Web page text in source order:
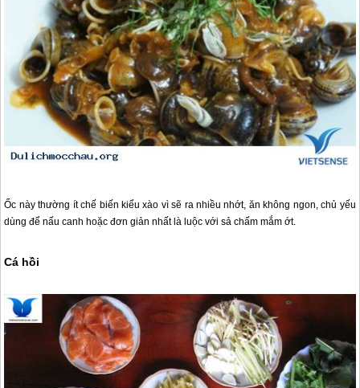
Ốc này thường ít chế biến kiểu xào vì sẽ ra nhiều nhớt, ăn không ngon, chủ yếu
dùng để nấu canh hoặc đơn giản nhất là luộc với sả chấm mắm ớt.
Cá hồi